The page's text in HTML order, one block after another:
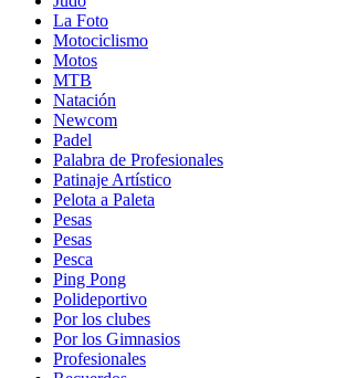
La Foto
Motociclismo
Motos
MTB
Natación
Newcom
Padel
Palabra de Profesionales
Patinaje Artístico
Pelota a Paleta
Pesas
Pesas
Pesca
Ping Pong
Polideportivo
Por los clubes
Por los Gimnasios
Profesionales